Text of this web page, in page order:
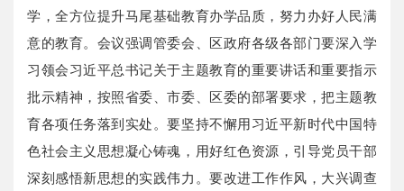
学，全方位提升马尾基础教育办学品质，努力办好人民满
意的教育。会议强调管委会、区政府各级各部门要深入学
习领会习近平总书记关于主题教育的重要讲话和重要指示
批示精神，按照省委、市委、区委的部署要求，把主题教
育各项任务落到实处。要坚持不懈用习近平新时代中国特
色社会主义思想凝心铸魂，用好红色资源，引导党员干部
深刻感悟新思想的实践伟力。要改进工作作风，大兴调查